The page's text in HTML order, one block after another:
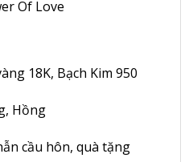
Of Love
18K, Bạch Kim 950
Hồng
cầu hôn, quà tặng